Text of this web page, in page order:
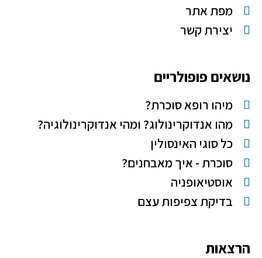
מפת אתר
יצירת קשר
נושאים פופולריים
מיהו רופא סוכרת?
מהו אנדוקרינולוג? ומהי אנדוקרינולוגיה?
כל סוגי האינסולין
סוכרת - איך מאבחנים?
אוסטיאופניה
בדיקת צפיפות עצם
הרצאות